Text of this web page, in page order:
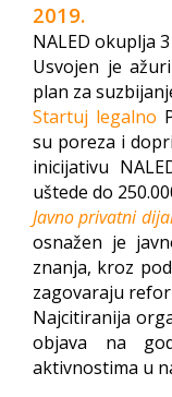
2019.
NALED okuplja
Usvojen je
plan za
Startuj legalno
su poreza i
inicijativu
uštede do
Javno privatni
osnažen je
znanja, kroz
zagovaraju
Najcitiranija
objava na
aktivnostima u